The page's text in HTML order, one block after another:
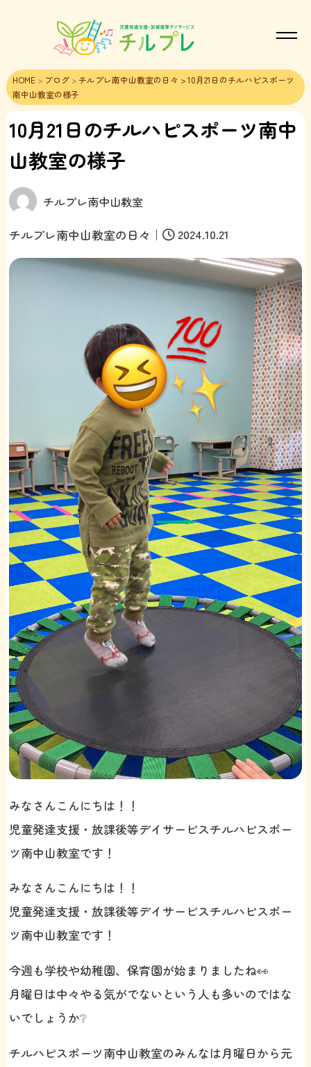
HOME> ブログ> チルプレ南中山教室の日々 > 10月21日のチルハピスポーツ
南中山教室の様子
10月21日のチルハピスポーツ南中
山教室の様子
チルプレ南中山教室
チルプレ南中山教室の日々 ｜ 2024.10.21
みなさんこんにちは！！
児童発達支援・放課後等デイサービスチルハピスポー
ツ南中山教室です！
みなさんこんにちは！！
児童発達支援・放課後等デイサービスチルハピスポー
ツ南中山教室です！
今週も学校や幼稚園、保育園が始まりましたね👀
月曜日は中々やる気がでないという人も多いのではな
いでしょうか❔
チルハピスポーツ南中山教室のみんなは月曜日から元